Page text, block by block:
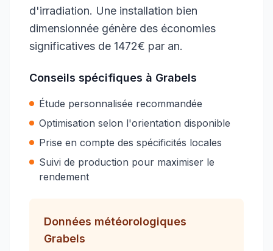
d'irradiation. Une installation bien
dimensionnée génère des économies
significatives de 1472€ par an.
Conseils spécifiques à Grabels
Étude personnalisée recommandée
Optimisation selon l'orientation disponible
Prise en compte des spécificités locales
Suivi de production pour maximiser le
rendement
Données météorologiques
Grabels